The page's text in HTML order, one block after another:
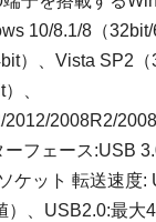
10/8.1/8（
）、Vista SP2（
、
2012/2008R2/
ーフェース:USB
ケット 転送速度:
）、USB2.0:最大